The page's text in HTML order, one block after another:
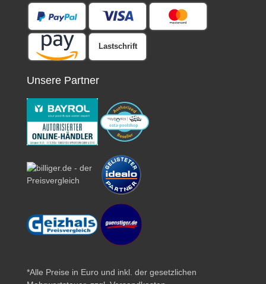
Lastschrift
Unsere Partner
*Alle Preise in Euro und inkl. der gesetzlichen